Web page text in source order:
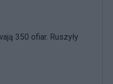
350 ofiar. Ruszyły